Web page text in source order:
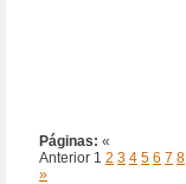
Páginas: «
Anterior 1 2 3 4 5 6 7 8
»